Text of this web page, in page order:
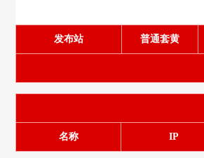
发布站 普通套黄
名称 IP